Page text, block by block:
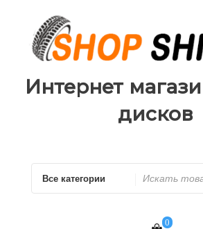
содержимому
Интернет
дисков
Искать
0